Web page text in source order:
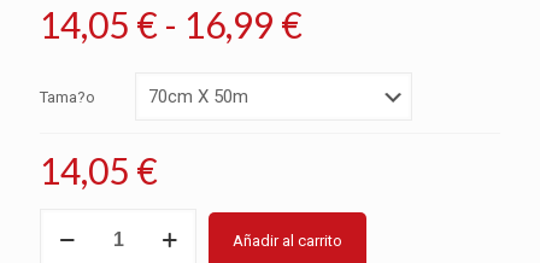
14,05 €- 16,99 €Rango
precios:
hasta
16,99 €
Tama?o
14,05 €
Añadir al carrito